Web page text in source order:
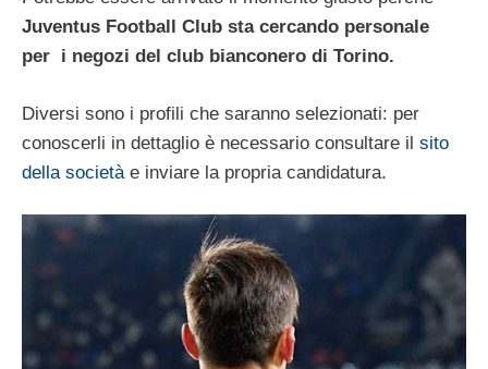
Juventus Football Club sta cercando personale
per i negozi del club bianconero di Torino.
Diversi sono i profili che saranno selezionati: per
conoscerli in dettaglio è necessario consultare il sito
della società e inviare la propria candidatura.